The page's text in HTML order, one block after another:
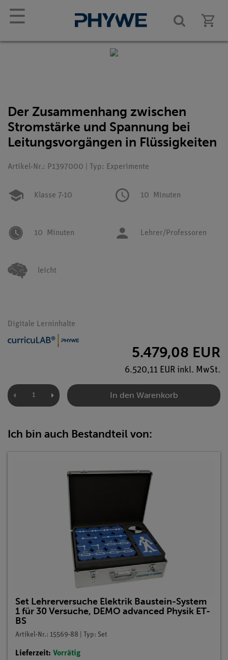
☰
Der Zusammenhang zwischen
Stromstärke und Spannung bei
Leitungsvorgängen in Flüssigkeiten
Artikel-Nr.: P1397000 | Typ: Experimente
Klasse 7-10 10 Minuten
10 Minuten Lehrer/Professoren
leicht
Digitale Lerninhalte
5.479,08 EUR
6.520,11 EUR inkl. MwSt.
In den Warenkorb
Ich bin auch Bestandteil von:
Set Lehrerversuche Elektrik Baustein-System
1 für 30 Versuche, DEMO advanced Physik ET-
BS
Artikel-Nr.: 15569-88 | Typ: Set
Lieferzeit: Vorrätig